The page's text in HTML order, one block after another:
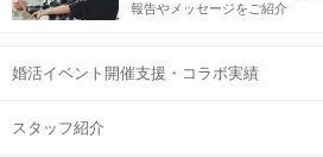
報告やメッセージをご紹介
婚活イベント開催支援・コラボ実績
スタッフ紹介